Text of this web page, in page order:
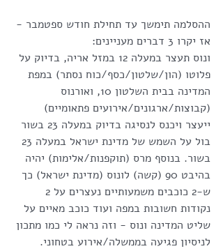
ההסלמה תימשך עד תחילת חודש ספטמבר -
אז יקרו 3 דברים מעניינים:
ונוס תעצר במעלה 12 במזל אריה, בדיוק על
פלוטו (הון/שלטון/כסף/כוח נסתר) במפת
המדינה בבית השלטון 10, ואורנוס
(קבוצות/ארגונים/אירועים פתאומיים)
ייעצר ויכנס לנסיגה בדיוק במעלה 23 בשור
בשור. בנוסף מרס (תוקפנות/אלימות) יהיה
בהיבט 90 (קשה) לונוס (מדינת ישראל) כך
נקודות חשובות במפה ועוד כוכב מאיים על
שליט המדינה ונוס - וזה נראה לי כמו מתכון
לניסיון פגיעה בממשלה/אירוע בטחוני.